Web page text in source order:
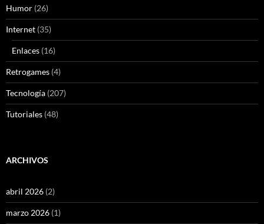
Humor (26)
Internet (35)
Enlaces (16)
Retrogames (4)
Tecnología (207)
Tutoriales (48)
ARCHIVOS
abril 2026 (2)
marzo 2026 (1)